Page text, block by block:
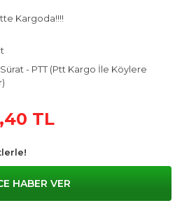
Kargoda!!!!
- PTT (Ptt Kargo İle Köylere
TL
HABER VER